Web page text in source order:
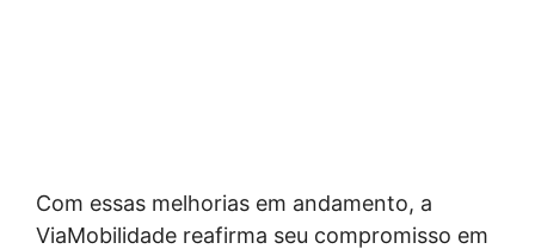
Com essas melhorias em andamento, a
ViaMobilidade reafirma seu compromisso em